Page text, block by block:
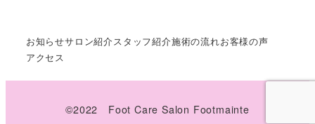
お知らせサロン紹介スタッフ紹介施術の流れお客様の声
アクセス
©️2022 Foot Care Salon Footmainte